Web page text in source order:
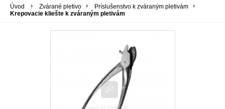
Úvod Zvárané pletivo
Príslušenstvo k zváraným pletivám
Krepovacie kliešte k zváraným pletivám